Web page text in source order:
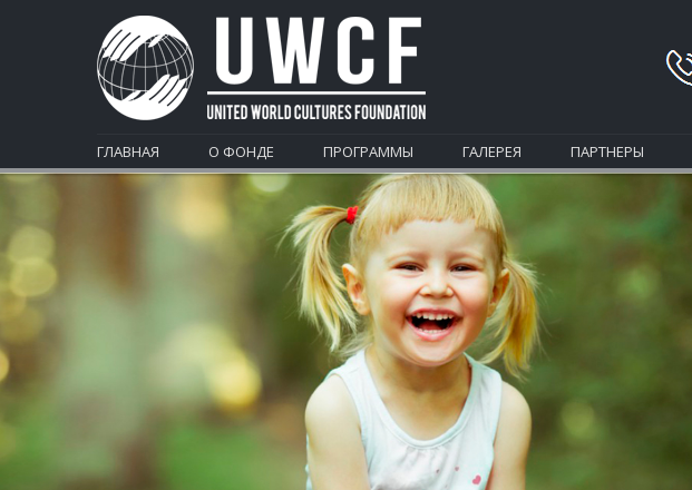
ГЛАВНАЯ О ФОНДЕ ПРОГРАММЫ ГАЛЕРЕЯ ПАРТНЕРЫ